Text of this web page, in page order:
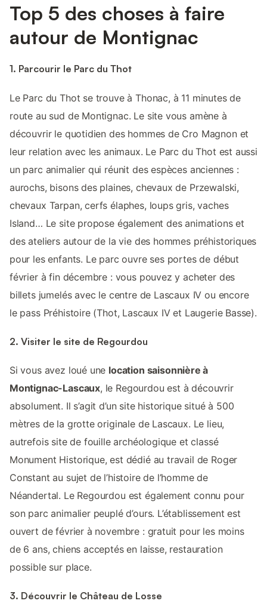
Top 5 des choses à faire
autour de Montignac
1. Parcourir le Parc du Thot
Le Parc du Thot se trouve à Thonac, à 11 minutes de
route au sud de Montignac. Le site vous amène à
découvrir le quotidien des hommes de Cro Magnon et
leur relation avec les animaux. Le Parc du Thot est aussi
un parc animalier qui réunit des espèces anciennes :
aurochs, bisons des plaines, chevaux de Przewalski,
chevaux Tarpan, cerfs élaphes, loups gris, vaches
Island… Le site propose également des animations et
des ateliers autour de la vie des hommes préhistoriques
pour les enfants. Le parc ouvre ses portes de début
février à fin décembre : vous pouvez y acheter des
billets jumelés avec le centre de Lascaux IV ou encore
le pass Préhistoire (Thot, Lascaux IV et Laugerie Basse).
2. Visiter le site de Regourdou
Si vous avez loué une location saisonnière à
Montignac-Lascaux, le Regourdou est à découvrir
absolument. Il s’agit d’un site historique situé à 500
mètres de la grotte originale de Lascaux. Le lieu,
autrefois site de fouille archéologique et classé
Monument Historique, est dédié au travail de Roger
Constant au sujet de l’histoire de l’homme de
Néandertal. Le Regourdou est également connu pour
son parc animalier peuplé d’ours. L’établissement est
ouvert de février à novembre : gratuit pour les moins
de 6 ans, chiens acceptés en laisse, restauration
possible sur place.
3. Découvrir le Château de Losse